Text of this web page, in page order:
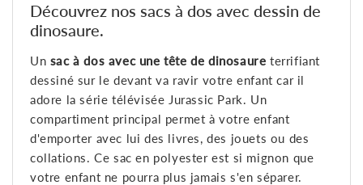
Découvrez nos sacs à dos avec dessin de
dinosaure.
Un sac à dos avec une tête de dinosaure terrifiant
dessiné sur le devant va ravir votre enfant car il
adore la série télévisée Jurassic Park. Un
compartiment principal permet à votre enfant
d'emporter avec lui des livres, des jouets ou des
collations. Ce sac en polyester est si mignon que
votre enfant ne pourra plus jamais s'en séparer.